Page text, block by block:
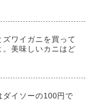
ワイガニを買って
美味しいカニはど
ダイソーの100円で